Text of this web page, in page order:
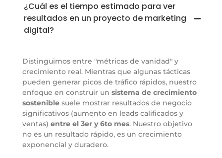
¿Cuál es el tiempo estimado para ver
resultados en un proyecto de marketing
digital?
Distinguimos entre "métricas de vanidad" y
crecimiento real. Mientras que algunas tácticas
pueden generar picos de tráfico rápidos, nuestro
enfoque en construir un sistema de crecimiento
sostenible suele mostrar resultados de negocio
significativos (aumento en leads calificados y
ventas) entre el 3er y 6to mes. Nuestro objetivo
no es un resultado rápido, es un crecimiento
exponencial y duradero.